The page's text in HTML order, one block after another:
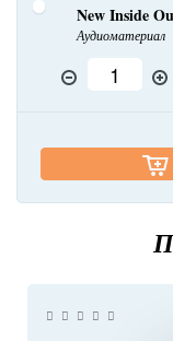
New Inside
Аудиоматериал